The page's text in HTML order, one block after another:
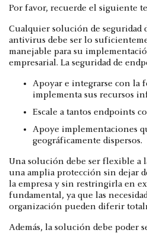
Por favor, recuerde el siguiente
Cualquier solución de seguridad
antivirus debe ser lo
manejable para su
empresarial. La seguridad de
Apoyar e integrarse con la
implementa sus recursos
Escale a tantos endpoints
Apoye implementaciones
geográficamente dispersos.
Una solución debe ser flexible a
una amplia protección sin dejar
la empresa y sin restringirla en
fundamental, ya que las
organización pueden diferir
Además, la solución debe poder